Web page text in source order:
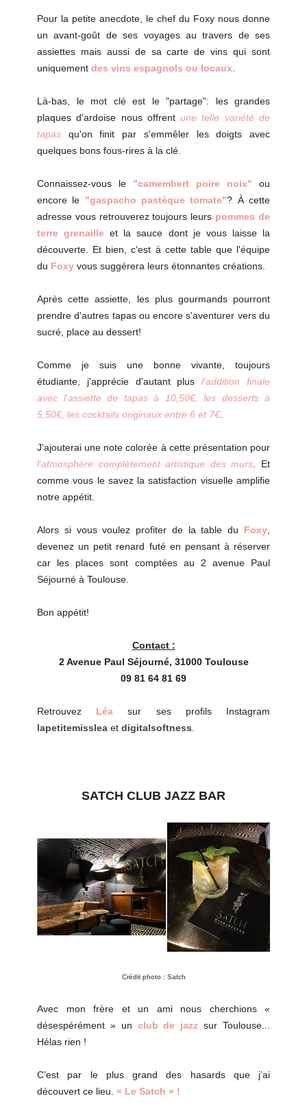
Pour la petite anecdote, le chef du Foxy nous donne
un avant-goût de ses voyages au travers de ses
assiettes mais aussi de sa carte de vins qui sont
uniquement des vins espagnols ou locaux.
Là-bas, le mot clé est le "partage": les grandes
plaques d'ardoise nous offrentune telle variété de
tapas qu'on finit par s'emmêler les doigts avec
quelques bons fous-rires à la clé.
Connaissez-vous le "camembert poire noix" ou
encore le "gaspacho pastèque tomate"? À cette
adresse vous retrouverez toujours leurs pommes de
terre grenaille et la sauce dont je vous laisse la
découverte. Et bien, c'est à cette table que l'équipe
du Foxy vous suggérera leurs étonnantes créations.
Après cette assiette, les plus gourmands pourront
prendre d'autres tapas ou encore s'aventurer vers du
sucré, place au dessert!
Comme je suis une bonne vivante, toujours
étudiante, j'apprécie d'autant plusl'addition finale
avec l'assiette de tapas à 10,50€, les desserts à
5,50€, les cocktails originaux entre 6 et 7€.
J'ajouterai une note colorée à cette présentation pour
l'atmosphère complètement artistique des murs. Et
comme vous le savez la satisfaction visuelle amplifie
notre appétit.
Alors si vous voulez profiter de la table du Foxy,
devenez un petit renard futé en pensant à réserver
car les places sont comptées au 2 avenue Paul
Séjourné à Toulouse.
Bon appétit!
Contact :
2 Avenue Paul Séjourné, 31000 Toulouse
09 81 64 81 69
Retrouvez Léasur ses profils Instagram
lapetitemisslea et digitalsoftness.
SATCH CLUB JAZZ BAR
Crédit photo : Satch
Avec mon frère et un ami nous cherchions «
désespérément » un club de jazz sur Toulouse...
Hélas rien !
C’est par le plus grand des hasards que j’ai
découvert ce lieu. « Le Satch » !